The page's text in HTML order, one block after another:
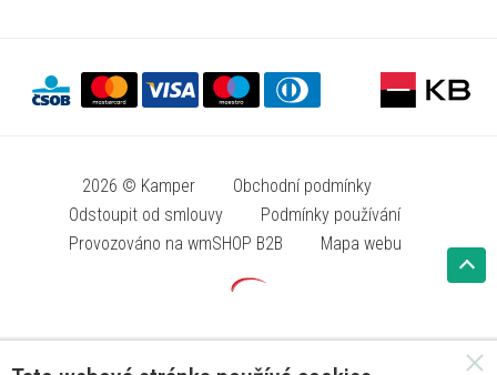
2026 © Kamper
Obchodní podmínky
Odstoupit od smlouvy
Podmínky používání
Provozováno na wmSHOP B2B
Mapa webu